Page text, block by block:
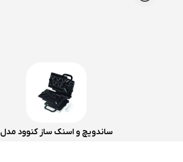
ساندویچ و اسنک ساز کنوود مدل